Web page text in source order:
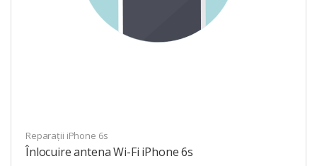
Reparații iPhone 6s
Înlocuire antena Wi-Fi iPhone 6s